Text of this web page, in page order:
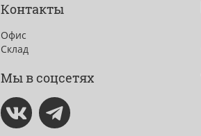
Контакты
Офис
Склад
Мы в соцсетях